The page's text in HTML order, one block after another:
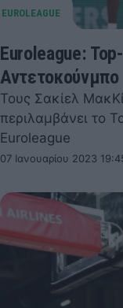
Euroleague:
Αντετοκούνμπο
Τους Σακίελ
περιλαμβάνει το
Euroleague
07 Ιανουαρίου 2023